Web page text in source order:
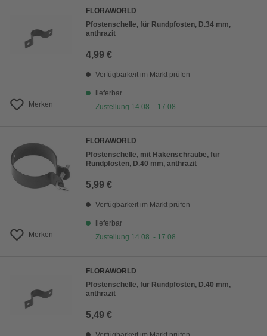
Merken
FLORAWORLD
Pfostenschelle, für Rundpfosten, D.34 mm,
anthrazit
4,99 €
Verfügbarkeit im Markt prüfen
lieferbar
Zustellung 14.08. - 17.08.
Merken
FLORAWORLD
Pfostenschelle, mit Hakenschraube, für
Rundpfosten, D.40 mm, anthrazit
5,99 €
Verfügbarkeit im Markt prüfen
lieferbar
Zustellung 14.08. - 17.08.
FLORAWORLD
Pfostenschelle, für Rundpfosten, D.40 mm,
anthrazit
5,49 €